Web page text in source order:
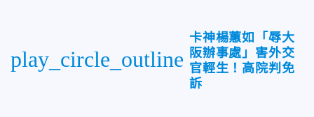
play_circle_outline
卡神楊蕙如「辱大
阪辦事處」害外交
官輕生！高院判免
訴